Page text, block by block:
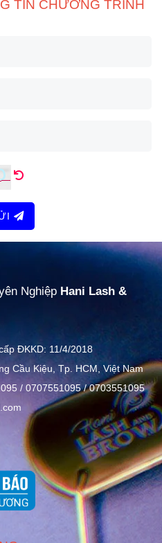
TIN CHƯƠNG TRÌNH
Nghiệp Hani Lash &
ĐKKD: 11/4/2018
Cầu Kiệu, Tp. HCM, Việt Nam
/ 0707551095 / 0703551095